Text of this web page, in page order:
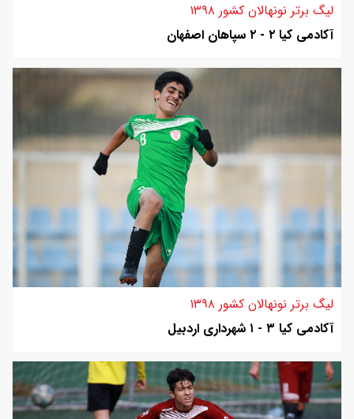
لیگ برتر نونهالان کشور ۱۳۹۸
آکادمی کیا ۲ - ۲ سپاهان اصفهان
لیگ برتر نونهالان کشور ۱۳۹۸
آکادمی کیا ۳ - ۱ شهرداری اردبیل